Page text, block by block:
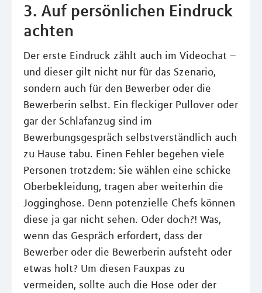
3. Auf persönlichen Eindruck
achten
Der erste Eindruck zählt auch im Videochat –
und dieser gilt nicht nur für das Szenario,
sondern auch für den Bewerber oder die
Bewerberin selbst. Ein fleckiger Pullover oder
gar der Schlafanzug sind im
Bewerbungsgespräch selbstverständlich auch
zu Hause tabu. Einen Fehler begehen viele
Personen trotzdem: Sie wählen eine schicke
Oberbekleidung, tragen aber weiterhin die
Jogginghose. Denn potenzielle Chefs können
diese ja gar nicht sehen. Oder doch?! Was,
wenn das Gespräch erfordert, dass der
Bewerber oder die Bewerberin aufsteht oder
etwas holt? Um diesen Fauxpas zu
vermeiden, sollte auch die Hose oder der